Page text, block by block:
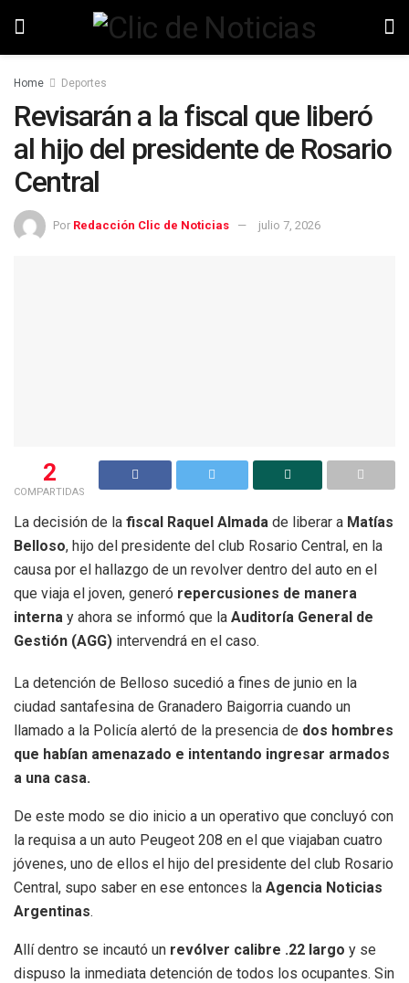
Home Deportes
Revisarán a la fiscal que liberó
al hijo del presidente de Rosario
Central
Por Redacción Clic de Noticias julio 7, 2026
2
COMPARTIDAS
La decisión de la fiscal Raquel Almada de liberar a Matías
Belloso, hijo del presidente del club Rosario Central, en la
causa por el hallazgo de un revolver dentro del auto en el
que viaja el joven, generó repercusiones de manera
interna y ahora se informó que la Auditoría General de
Gestión (AGG) intervendrá en el caso.
La detención de Belloso sucedió a fines de junio en la
ciudad santafesina de Granadero Baigorria cuando un
llamado a la Policía alertó de la presencia de dos hombres
que habían amenazado e intentando ingresar armados
a una casa.
De este modo se dio inicio a un operativo que concluyó con
la requisa a un auto Peugeot 208 en el que viajaban cuatro
jóvenes, uno de ellos el hijo del presidente del club Rosario
Central, supo saber en ese entonces la Agencia Noticias
Argentinas.
Allí dentro se incautó un revólver calibre .22 largo y se
dispuso la inmediata detención de todos los ocupantes. Sin